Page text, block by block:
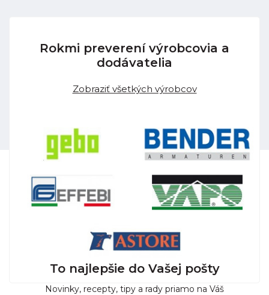
Rokmi preverení výrobcovia a
dodávatelia
Zobraziť všetkých výrobcov
To najlepšie do Vašej pošty
Novinky, recepty, tipy a rady priamo na Váš